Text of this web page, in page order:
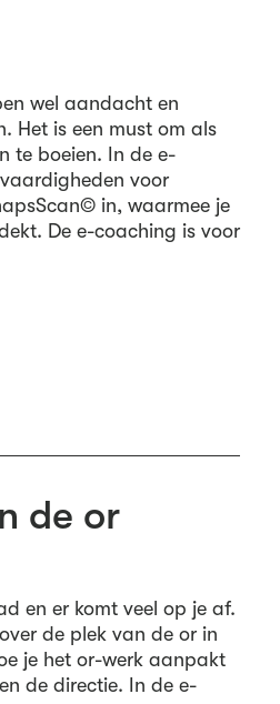
wel aandacht en
Het is een must om als
te boeien. In de e-
voor
in, waarmee je
De e-coaching is voor
de or
en er komt veel op je af.
de plek van de or in
je het or-werk aanpakt
de directie. In de e-